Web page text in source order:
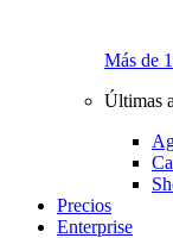
Más de
Últimas
Precios
Enterprise